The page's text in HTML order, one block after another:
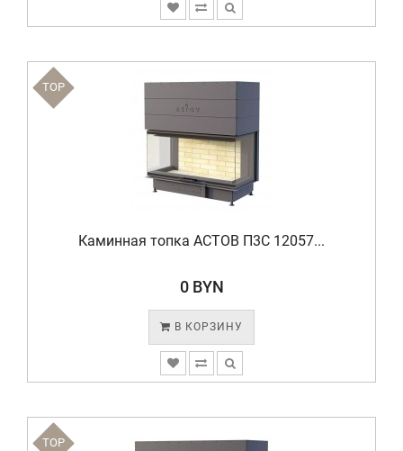
TOP
Каминная топка АСТОВ П3С 12057...
0 BYN
В КОРЗИНУ
TOP